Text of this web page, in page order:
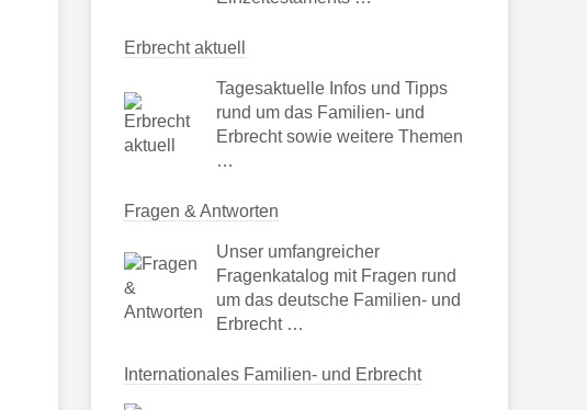
Erbrecht aktuell
Tagesaktuelle Infos und Tipps
rund um das Familien- und
Erbrecht sowie weitere Themen
…
Fragen & Antworten
Unser umfangreicher
Fragenkatalog mit Fragen rund
um das deutsche Familien- und
Erbrecht …
Internationales Familien- und Erbrecht